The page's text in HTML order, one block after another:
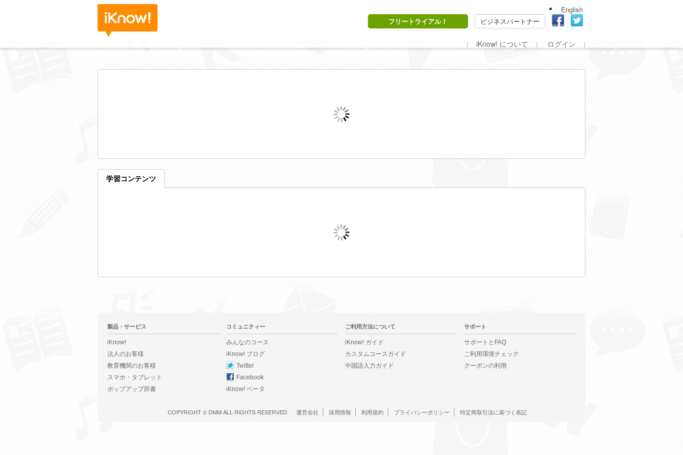
English
フリートライアル！
ビジネスパートナー
iKnow! について ログイン
学習コンテンツ
製品・サービス
iKnow!
法人のお客様
教育機関のお客様
スマホ・タブレット
ポップアップ辞書
コミュニティー
みんなのコース
iKnow! ブログ
Twitter
Facebook
iKnow! ベータ
ご利用方法について
iKnow! ガイド
カスタムコースガイド
中国語入力ガイド
サポート
サポートとFAQ
ご利用環境チェック
クーポンの利用
COPYRIGHT © DMMALL RIGHTS RESERVED 運営会社 採用情報 利用規約 プライバシーポリシー 特定商取引法に基づく表記